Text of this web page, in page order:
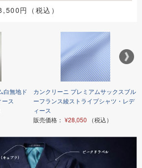
円（税込）
白無地ド
ス
カンクリーニ プレミアムサックスブル
ーフランス綾ストライプシャツ・レデ
ィース
販売価格： ¥28,050 （税込）